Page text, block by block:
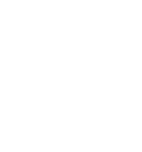
schriftlich oder
Zulassung.
bestimmten Umständen
beziehungsweise
Sie Ihren Antrag stellen.